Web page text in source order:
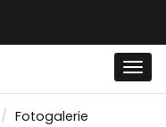
Fotogalerie